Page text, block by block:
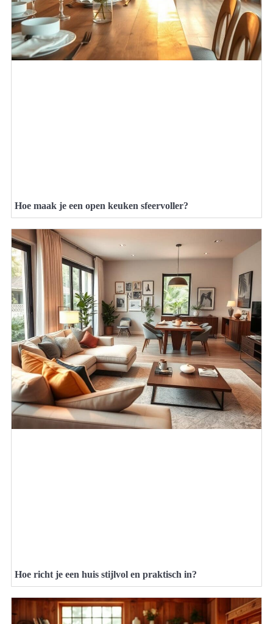
Hoe maak je een open keuken sfeervoller?
Hoe richt je een huis stijlvol en praktisch in?